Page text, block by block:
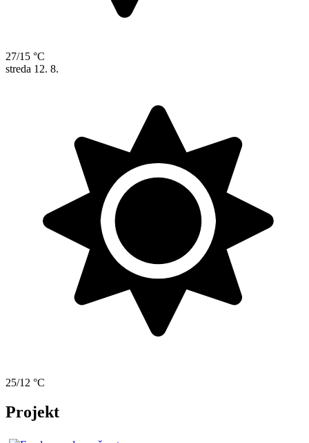
27/15 °C
streda 12. 8.
25/12 °C
Projekt